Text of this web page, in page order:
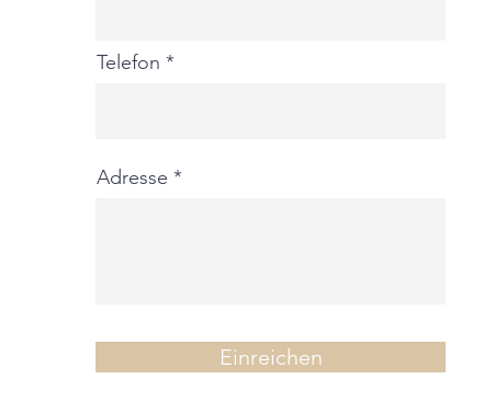
Telefon
Adresse
Einreichen